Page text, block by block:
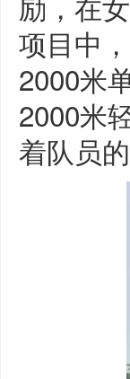
项目中
2000米
2000米
着队员